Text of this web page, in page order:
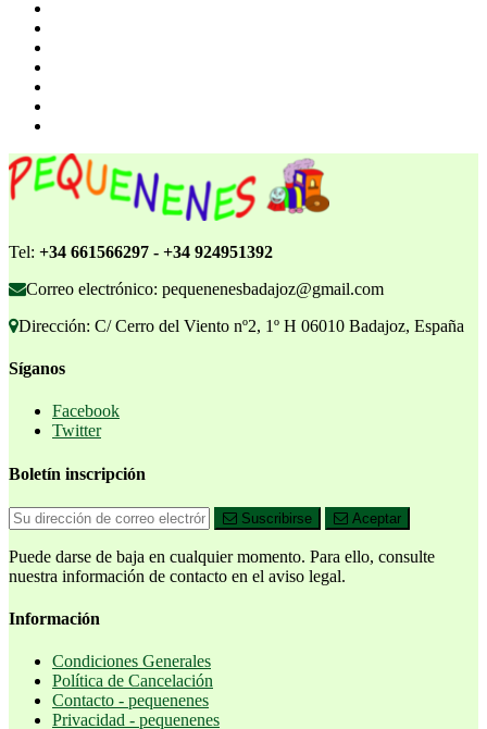
Tel: +34 661566297 - +34 924951392
Correo electrónico: pequenenesbadajoz@gmail.com
Dirección: C/ Cerro del Viento nº2, 1º H 06010 Badajoz, España
Síganos
Facebook
Twitter
Boletín inscripción
Suscribirse Aceptar
Puede darse de baja en cualquier momento. Para ello, consulte
nuestra información de contacto en el aviso legal.
Información
Condiciones Generales
Política de Cancelación
Contacto - pequenenes
Privacidad - pequenenes